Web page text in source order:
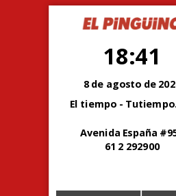
18:41
8 de agosto de
El tiempo -
Avenida España
61 2 292900